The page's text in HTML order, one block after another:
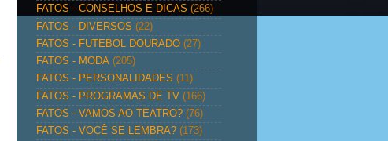
FATOS - CONSELHOS E DICAS (266)
FATOS - DIVERSOS (22)
FATOS - FUTEBOL DOURADO (27)
FATOS - MODA (205)
FATOS - PERSONALIDADES (11)
FATOS - PROGRAMAS DE TV (166)
FATOS - VAMOS AO TEATRO? (76)
FATOS - VOCÊ SE LEMBRA? (173)